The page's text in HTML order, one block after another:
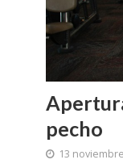
pecho
13